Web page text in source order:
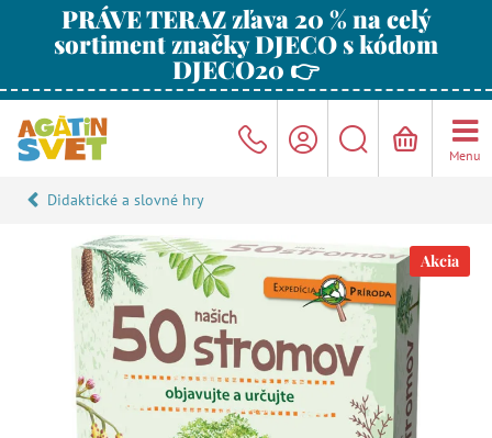
PRÁVE TERAZ zľava 20 % na celý
sortiment značky DJECO s kódom
DJECO20 👉
Menu
Didaktické a slovné hry
Akcia